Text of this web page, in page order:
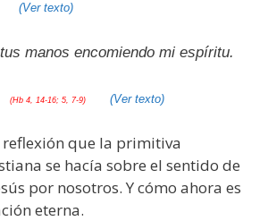
(Ver texto)
manos encomiendo mi espíritu.
(Hb 4, 14-16; 5, 7-9) (Ver texto)
reflexión que la primitiva
se hacía sobre el sentido de
por nosotros. Y cómo ahora es
eterna.